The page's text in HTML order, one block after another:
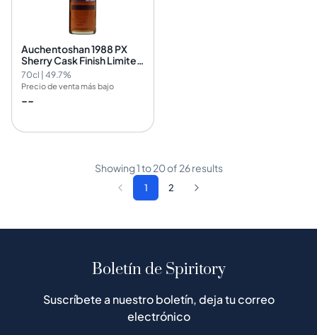
Auchentoshan 1988 PX
Sherry Cask Finish Limited
Release
70cl | 49.7%
Precio de venta más bajo
--
Showing1to20of 26results
1 2
Boletín de Spiritory
Suscríbete a nuestro boletín, deja tu correo
electrónico